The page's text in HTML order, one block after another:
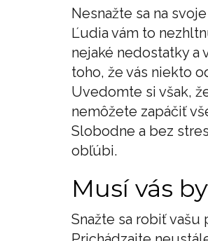
Nesnažte sa na
Ľudia vám to
nejaké nedostatky a
toho, že vás niekto
Uvedomte si však,
nemôžete zapáčiť
Slobodne a bez
obľúbi.
Musí vás
Snažte sa robiť